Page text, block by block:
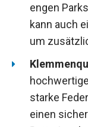
engen
kann auch
um
starke
einen